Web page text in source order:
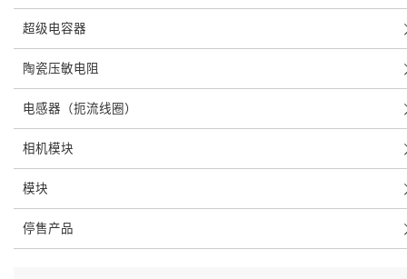
超级电容器
陶瓷压敏电阻
电感器（扼流线圈）
相机模块
模块
停售产品